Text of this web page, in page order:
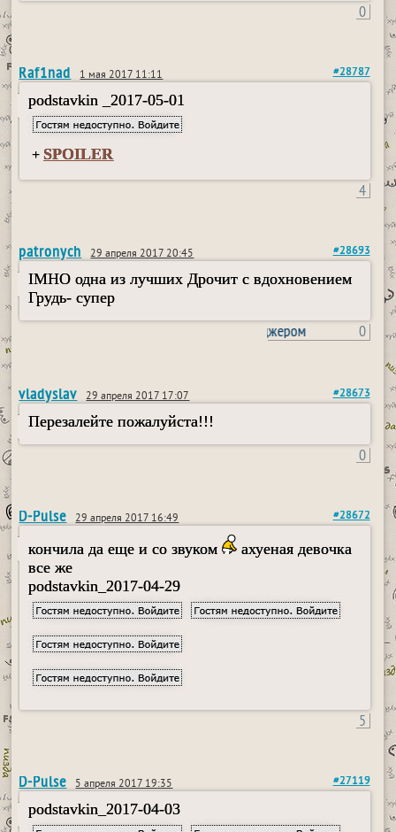
0
Raf1nad 1 мая 2017 11:11 #28787
podstavkin _2017-05-01
+ SPOILER
4
patronych 29 апреля 2017 20:45 #28693
IMHO одна из лучших Дрочит с вдохновением
Грудь- супер
пользовался пейджером 0
vladyslav 29 апреля 2017 17:07 #28673
Перезалейте пожалуйста!!!
0
D-Pulse 29 апреля 2017 16:49 #28672
кончила да еще и со звуком
ахуеная девочка
все же
podstavkin_2017-04-29
5
D-Pulse 5 апреля 2017 19:35 #27119
podstavkin_2017-04-03